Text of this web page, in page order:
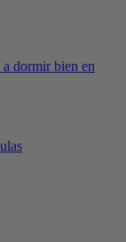
a dormir bien en